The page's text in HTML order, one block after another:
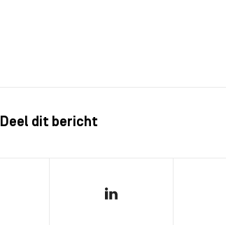
Deel dit bericht